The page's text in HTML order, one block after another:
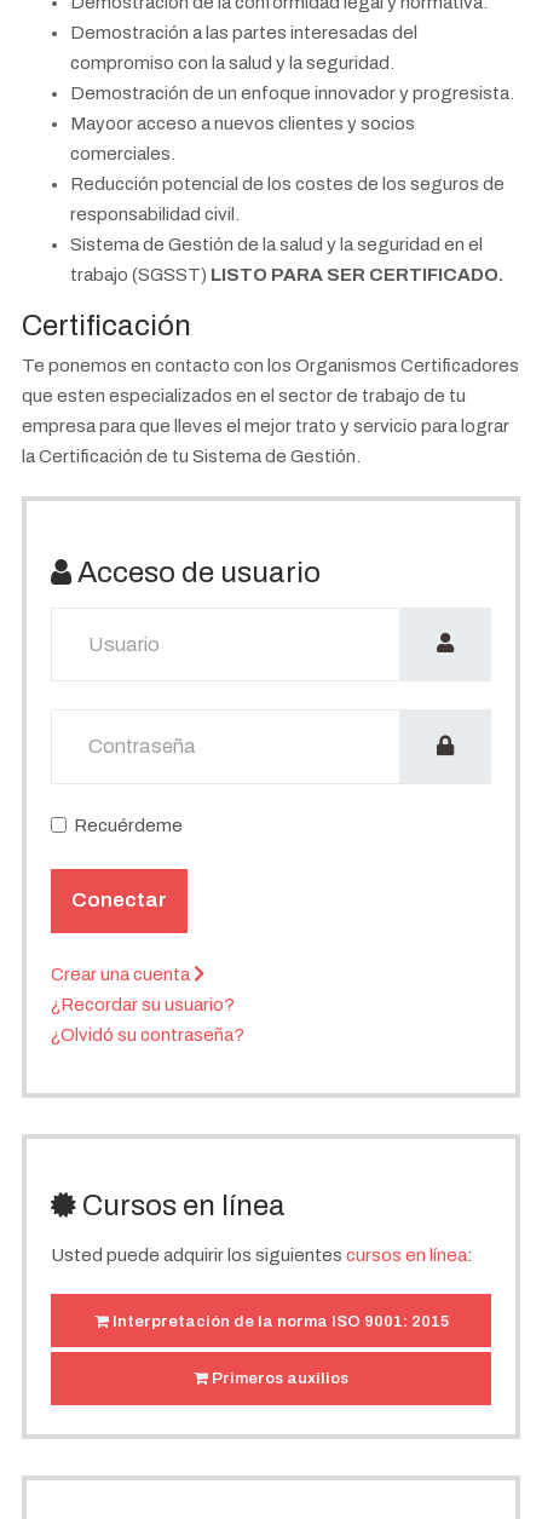
Demostración a las partes interesadas del
compromiso con la salud y la seguridad.
Demostración de un enfoque innovador y progresista.
Mayoor acceso a nuevos clientes y socios
comerciales.
Reducción potencial de los costes de los seguros de
responsabilidad civil.
Sistema de Gestión de la salud y la seguridad en el
trabajo (SGSST) LISTO PARA SER CERTIFICADO.
Certificación
Te ponemos en contacto con los Organismos Certificadores
que esten especializados en el sector de trabajo de tu
empresa para que lleves el mejor trato y servicio para lograr
la Certificación de tu Sistema de Gestión.
Acceso de usuario
Recuérdeme
Conectar
Crear una cuenta
¿Recordar su usuario?
¿Olvidó su contraseña?
Cursos en línea
Usted puede adquirir los siguientes cursos en línea:
Interpretación de la norma ISO 9001: 2015
Primeros auxilios